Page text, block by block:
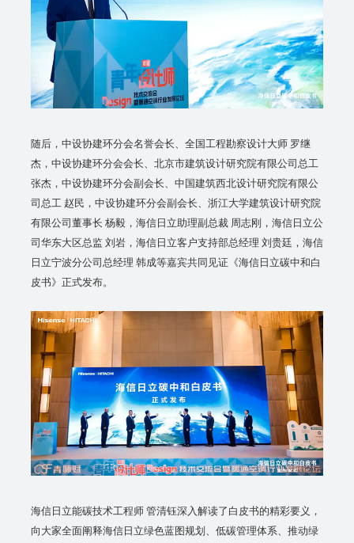
随后，中设协建环分会名誉会长、全国工程勘察设计大师 罗继
杰，中设协建环分会会长、北京市建筑设计研究院有限公司总工
张杰，中设协建环分会副会长、中国建筑西北设计研究院有限公
司总工 赵民，中设协建环分会副会长、浙江大学建筑设计研究院
有限公司董事长 杨毅，海信日立助理副总裁 周志刚，海信日立公
司华东大区总监 刘岩，海信日立客户支持部总经理 刘贵廷，海信
日立宁波分公司总经理 韩成等嘉宾共同见证《海信日立碳中和白
皮书》正式发布。
海信日立能碳技术工程师 管清钰深入解读了白皮书的精彩要义，
向大家全面阐释海信日立绿色蓝图规划、低碳管理体系、推动绿